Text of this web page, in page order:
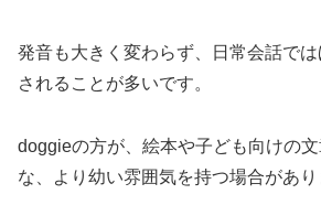
発音も大きく変わらず、日常会話で
されることが多いです。
doggieの方が、絵本や子ども向けの
な、より幼い雰囲気を持つ場合があり